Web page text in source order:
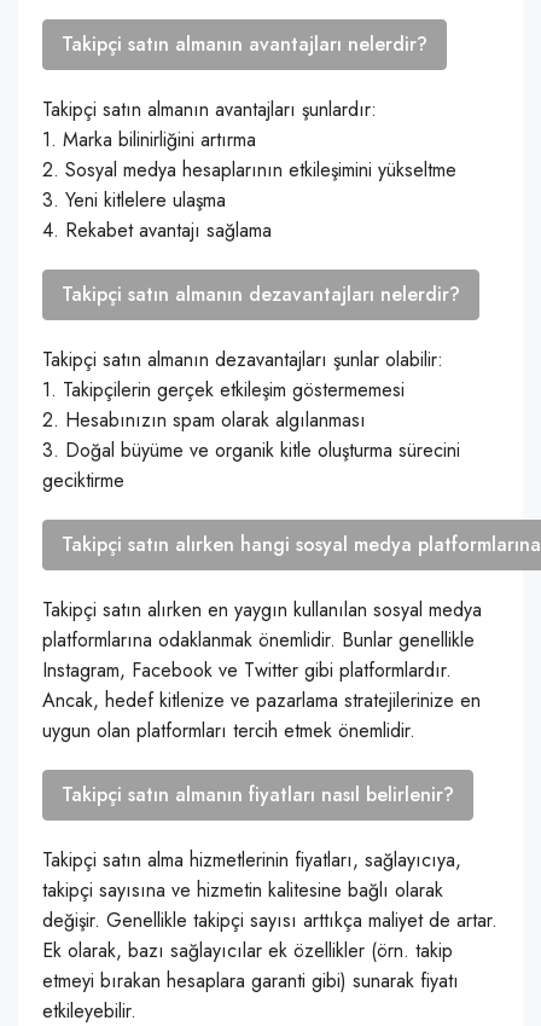
Takipçi satın almanın avantajları nelerdir?
Takipçi satın almanın avantajları şunlardır:
1. Marka bilinirliğini artırma
2. Sosyal medya hesaplarının etkileşimini yükseltme
3. Yeni kitlelere ulaşma
4. Rekabet avantajı sağlama
Takipçi satın almanın dezavantajları nelerdir?
Takipçi satın almanın dezavantajları şunlar olabilir:
1. Takipçilerin gerçek etkileşim göstermemesi
2. Hesabınızın spam olarak algılanması
3. Doğal büyüme ve organik kitle oluşturma sürecini
geciktirme
Takipçi satın alırken hangi sosyal medya
Takipçi satın alırken en yaygın kullanılan sosyal medya
platformlarına odaklanmak önemlidir. Bunlar genellikle
Instagram, Facebook ve Twitter gibi platformlardır.
Ancak, hedef kitlenize ve pazarlama stratejilerinize en
uygun olan platformları tercih etmek önemlidir.
Takipçi satın almanın fiyatları nasıl belirlenir?
Takipçi satın alma hizmetlerinin fiyatları, sağlayıcıya,
takipçi sayısına ve hizmetin kalitesine bağlı olarak
değişir. Genellikle takipçi sayısı arttıkça maliyet de artar.
Ek olarak, bazı sağlayıcılar ek özellikler (örn. takip
etmeyi bırakan hesaplara garanti gibi) sunarak fiyatı
etkileyebilir.